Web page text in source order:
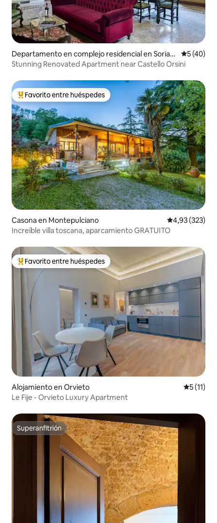
Departamento en complejo residencial en Sorian
o Nel Cimino
5 (40)
Stunning Renovated Apartment near Castello Orsini
Favorito entre los huéspedes más destacados
Favorito entre huéspedes
Casona en Montepulciano Calificación
4,93 (323)
Increíble villa toscana, aparcamiento GRATUITO
Favorito entre los huéspedes más destacados
Favorito entre huéspedes
Alojamiento en Orvieto
5 (11)
Le Fije - Orvieto Luxury Apartment
Superanfitrión
Superanfitrión